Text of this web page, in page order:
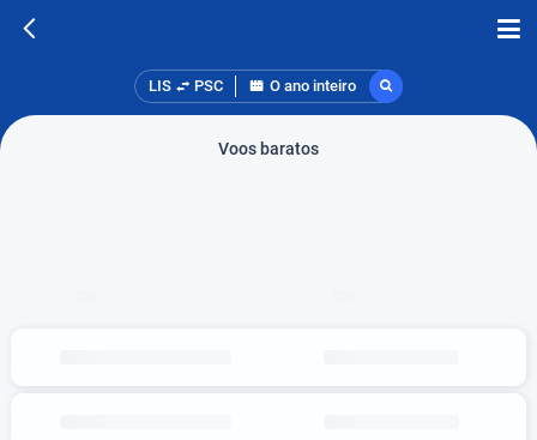
LIS PSC O ano inteiro
Voos baratos